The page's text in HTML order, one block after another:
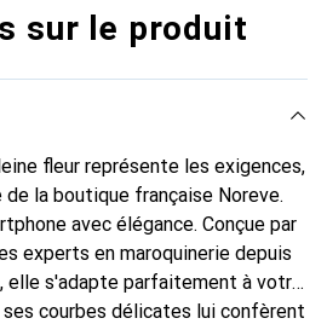
sur le produit
fleur représente les exigences,
la boutique française Noreve.
avec élégance. Conçue par
experts en maroquinerie depuis
elle s'adapte parfaitement à votre
ses courbes délicates lui confèrent